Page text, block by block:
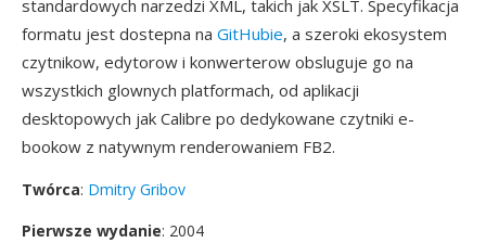
standardowych narzedzi XML, takich jak XSLT. Specyfikacja
formatu jest dostepna na GitHubie, a szeroki ekosystem
czytnikow, edytorow i konwerterow obsluguje go na
wszystkich glownych platformach, od aplikacji
desktopowych jak Calibre po dedykowane czytniki e-
bookow z natywnym renderowaniem FB2.
Twórca: Dmitry Gribov
Pierwsze wydanie: 2004